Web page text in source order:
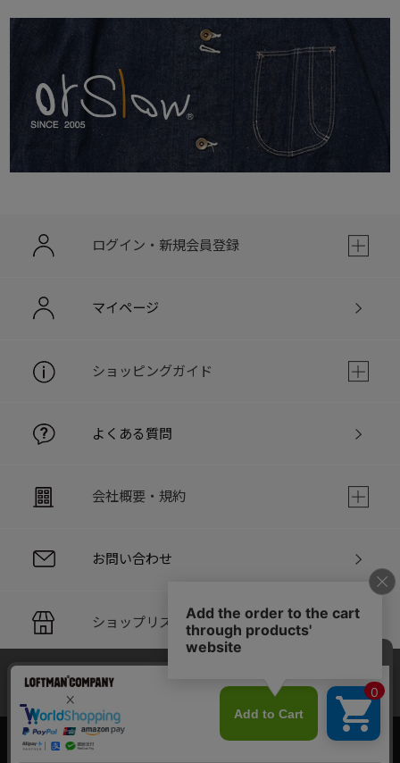
ログイン・新規会員登録
マイページ
ショッピングガイド
よくある質問
会社概要・規約
お問い合わせ
ショップリスト
PC版サイト
当サイトでは利用体験の向上およびコンテンツの最適な提供、ト
ラフィックの分析を目的としてCookieを使用しています。
サイトの閲覧を継続された場合、Cookieの利用に同意したことも
のといたします。
詳細については